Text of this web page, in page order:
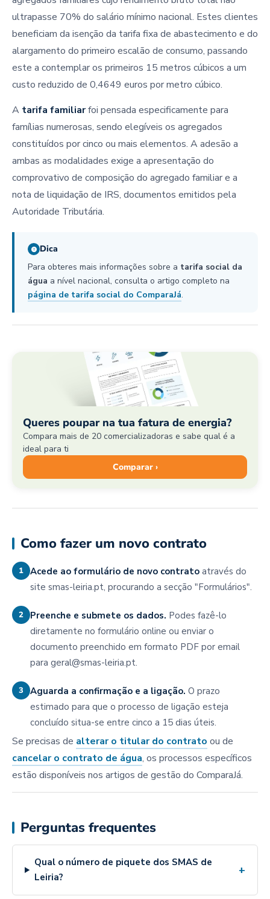
ultrapasse 70% do salário mínimo nacional. Estes clientes
beneficiam da isenção da tarifa fixa de abastecimento e do
alargamento do primeiro escalão de consumo, passando
este a contemplar os primeiros 15 metros cúbicos a um
custo reduzido de 0,4649 euros por metro cúbico.
A tarifa familiarfoi pensada especificamente para
famílias numerosas, sendo elegíveis os agregados
constituídos por cinco ou mais elementos. A adesão a
ambas as modalidades exige a apresentação do
comprovativo de composição do agregado familiar e a
nota de liquidação de IRS, documentos emitidos pela
Autoridade Tributária.
Dica
Para obteres mais informações sobre a tarifa social da
água a nível nacional, consulta o artigo completo na
página de tarifa social do ComparaJá.
Queres poupar na tua fatura de energia?
Compara mais de 20 comercializadoras e sabe qual é a
ideal para ti
Comparar ›
Como fazer um novo contrato
1 Acede ao formulário de novo contrato através do
site smas-leiria.pt, procurando a secção "Formulários".
2 Preenche e submete os dados. Podes fazê-lo
diretamente no formulário online ou enviar o
documento preenchido em formato PDF por email
para geral@smas-leiria.pt.
3 Aguarda a confirmação e a ligação. O prazo
estimado para que o processo de ligação esteja
concluído situa-se entre cinco a 15 dias úteis.
Se precisas de alterar o titular do contrato ou de
cancelar o contrato de água, os processos específicos
estão disponíveis nos artigos de gestão do ComparaJá.
Perguntas frequentes
Qual o número de piquete dos SMAS de
Leiria?
+